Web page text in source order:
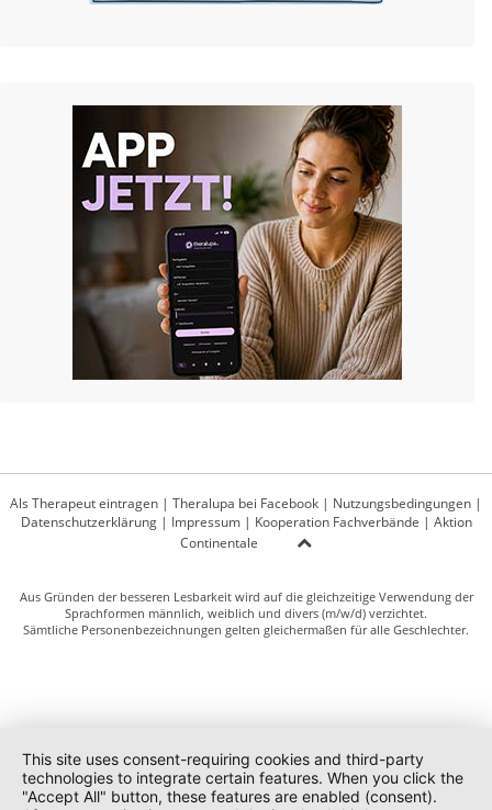
Als Therapeut eintragen | Theralupa bei Facebook | Nutzungsbedingungen |
Datenschutzerklärung| Impressum| Kooperation Fachverbände | Aktion
Continentale
Aus Gründen der besseren Lesbarkeit wird auf die gleichzeitige Verwendung der
Sprachformen männlich, weiblich und divers (m/w/d) verzichtet.
Sämtliche Personenbezeichnungen gelten gleichermaßen für alle Geschlechter.
This site uses consent-requiring cookies and third-party
technologies to integrate certain features. When you click the
"Accept All" button, these features are enabled (consent).